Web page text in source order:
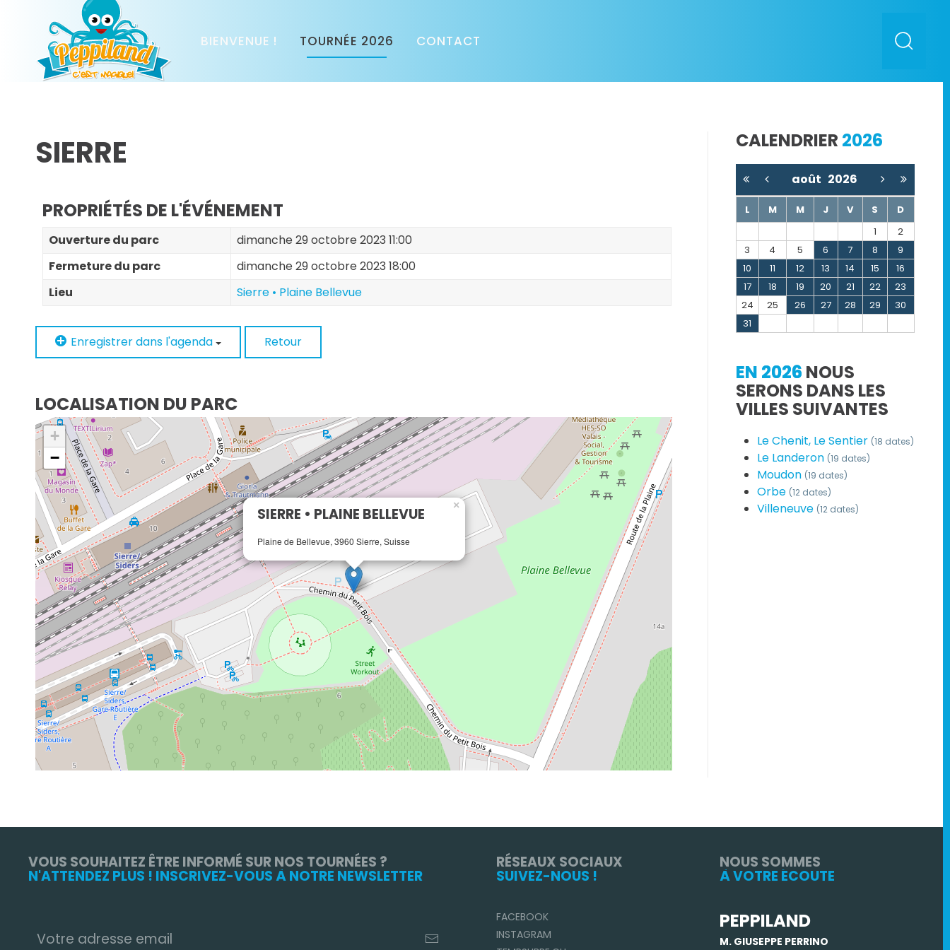
BIENVENUE ! TOURNÉE 2026 CONTACT
SIERRE
PROPRIÉTÉS DE L'ÉVÉNEMENT
Ouverture du parc
dimanche 29 octobre 2023 11:00
Fermeture du parc
dimanche 29 octobre 2023 18:00
Lieu
Sierre • Plaine Bellevue
Enregistrer dans l'agenda Retour
LOCALISATION DU PARC
SIERRE • PLAINE BELLEVUE
Plaine de Bellevue, 3960 Sierre, Suisse
×
+
−
CALENDRIER 2026
août 2026
L M M J V S
D
1
2
3
4 5 6 7 8
9
10
11 12 13 14 15
16
17
18 19 20 21 22
23
24
25 26 27 28 29
30
31
EN 2026 NOUS
SERONS DANS LES
VILLES SUIVANTES
Le Chenit, Le Sentier (18 dates)
Le Landeron (19 dates)
Moudon (19 dates)
Orbe (12 dates)
Villeneuve (12 dates)
VOUS SOUHAITEZ ÊTRE INFORMÉ SUR NOS TOURNÉES ?
N'ATTENDEZ PLUS ! INSCRIVEZ-VOUS À NOTRE NEWSLETTER
RÉSEAUX SOCIAUX
SUIVEZ-NOUS !
FACEBOOK
INSTAGRAM
NOUS SOMMES
À VOTRE ÉCOUTE
PEPPILAND
M. GIUSEPPE PERRINO